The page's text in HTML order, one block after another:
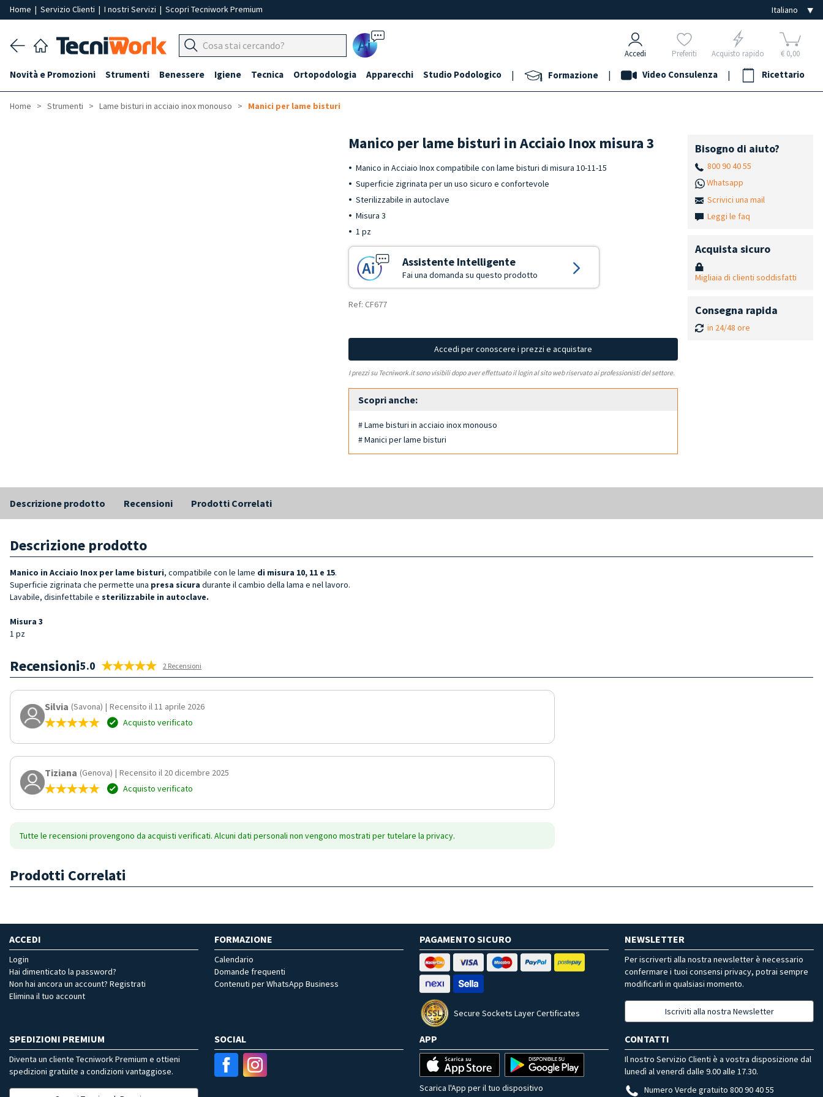
Home | Servizio Clienti | I nostri Servizi | Scopri Tecniwork Premium
Ai Accedi Preferiti Acquisto rapido € 0,00
Novità e Promozioni Strumenti Benessere Igiene Tecnica Ortopodologia Apparecchi Studio Podologico | Formazione | Video Consulenza | Ricettario
Home Strumenti Lame bisturi in acciaio inox monouso Manici per lame bisturi
Manico per lame bisturi in Acciaio Inox misura 3
Manico in Acciaio Inox compatibile con lame bisturi di misura 10-11-15
Superficie zigrinata per un uso sicuro e confortevole
Sterilizzabile in autoclave
Misura 3
1 pz
Assistente Intelligente
Fai una domanda su questo prodotto
Ref: CF677
Accedi per conoscere i prezzi e acquistare
I prezzi su Tecniwork.it sono visibili dopo aver effettuato il login al sito web riservato ai professionisti del settore.
Scopri anche:
# Lame bisturi in acciaio inox monouso
# Manici per lame bisturi
Bisogno di aiuto?
800 90 40 55
Whatsapp
Scrivici una mail
Leggi le faq
Acquista sicuro
Migliaia di clienti soddisfatti
Consegna rapida
in 24/48 ore
Descrizione prodotto Recensioni Prodotti Correlati
Descrizione prodotto
Manico in Acciaio Inox per lame bisturi, compatibile con le lame di misura 10, 11 e 15.
Superficie zigrinata che permette una presa sicura durante il cambio della lama e nel lavoro.
Lavabile, disinfettabile e sterilizzabile in autoclave.
Misura 3
1 pz
Recensioni5.0 2 Recensioni
Silvia (Savona) | Recensito il 11 aprile 2026
Acquisto verificato
Tiziana (Genova) | Recensito il 20 dicembre 2025
Acquisto verificato
Tutte le recensioni provengono da acquisti verificati. Alcuni dati personali non vengono mostrati per tutelare la privacy.
Prodotti Correlati
ACCEDI
Login
Hai dimenticato la password?
Non hai ancora un account? Registrati
Elimina il tuo account
FORMAZIONE
Calendario
Domande frequenti
Contenuti per WhatsApp Business
PAGAMENTO SICURO
Secure Sockets Layer Certificates
NEWSLETTER
Per iscriverti alla nostra newsletter è necessario
confermare i tuoi consensi privacy, potrai sempre
modificarli in qualsiasi momento.
Iscriviti alla nostra Newsletter
SPEDIZIONI PREMIUM
Diventa un cliente Tecniwork Premium e ottieni
spedizioni gratuite a condizioni vantaggiose.
SOCIAL APP
Scarica l'App per il tuo dispositivo
CONTATTI
Il nostro Servizio Clienti è a vostra disposizione dal
lunedì al venerdì dalle 9.00 alle 17.30.
Numero Verde gratuito 800 90 40 55